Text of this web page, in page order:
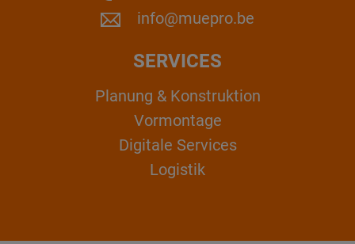
info@muepro.be
SERVICES
Planung & Konstruktion
Vormontage
Digitale Services
Logistik